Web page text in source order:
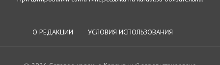
О РЕДАКЦИИ УСЛОВИЯ ИСПОЛЬЗОВАНИЯ